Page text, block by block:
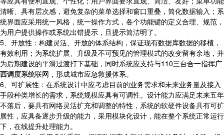
清晰、具有层次感，避免复杂的菜单选择和窗口重叠，简化数据输入；系
统界面应采用统一风格，统一操作方式，各个功能键的定义合理、规范，
为用户提供操作或系统出错提示，且提示简洁明了。
5、开放性：构建灵活、开放的体系结构，保证现有数据库数据的移植，
有效利用；为系统扩展、升级及不可预见的管理模式的改变留有余地，并
为后期建设的平滑过渡打下基础，同时系统应支持与110三台合一指挥广
西调度系统联网，形成城市应急救援体系。
6、可扩展性：在系统设计中应考虑目前的业务需求和未来业务量及接入
手段种类增长的需求，系统规模应具有可调性。设计能力应满足未来五年
不落后，要具有网络灵活扩充和调整的特性，系统的软硬件设备具有可扩
展性，应具备逐步升级的能力，采用模块化设计，能在整个系统正常运行
下，在线提升处理能力。